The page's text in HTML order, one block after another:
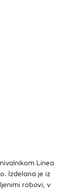
Linea
Izdelana je iz
robovi, v
za
mestih.
vašega